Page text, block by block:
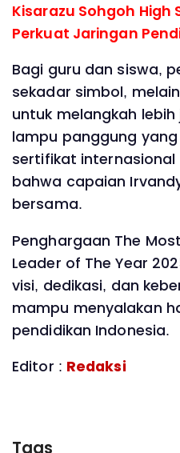
Kisarazu Sohgoh High
Perkuat Jaringan
Bagi guru dan siswa,
sekadar simbol,
untuk melangkah
lampu panggung
sertifikat
bahwa capaian
bersama.
Penghargaan The
Leader of The Year
visi, dedikasi, dan
mampu menyalakan
pendidikan Indonesia.
Editor : Redaksi
Tags